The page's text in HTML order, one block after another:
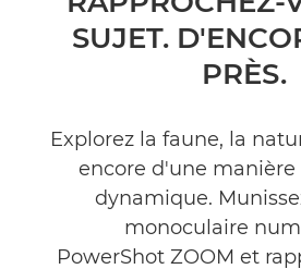
Caractéristiques
Accessoires
Commentaires
Assistance
SUJET.
PRÈS.
Explorez la faune, la
encore d'une
dynamique.
monoculaire
PowerShot ZOOM et